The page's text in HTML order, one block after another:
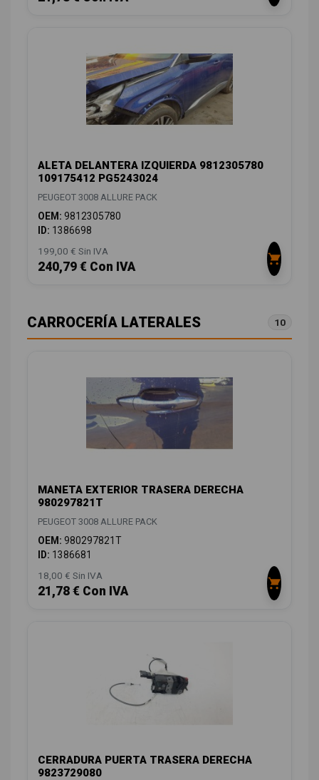
ALETA DELANTERA IZQUIERDA 9812305780
109175412 PG5243024
PEUGEOT 3008 ALLURE PACK
OEM: 9812305780
ID: 1386698
199,00 € Sin IVA
240,79 € Con IVA
CARROCERÍA LATERALES 10
MANETA EXTERIOR TRASERA DERECHA
980297821T
PEUGEOT 3008 ALLURE PACK
OEM: 980297821T
ID: 1386681
18,00 € Sin IVA
21,78 € Con IVA
CERRADURA PUERTA TRASERA DERECHA
9823729080